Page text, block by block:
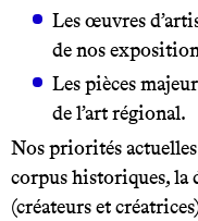
Les œuvres
de nos
Les pièces
de l’art régional.
Nos priorités
corpus historiques, la
(créateurs et